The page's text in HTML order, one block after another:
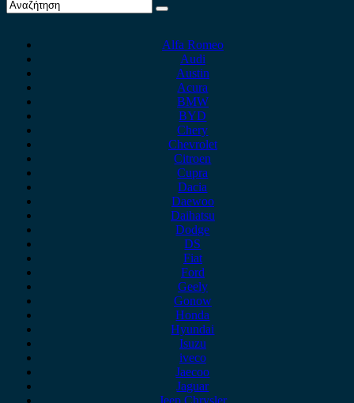
Alfa Romeo
Audi
Austin
Acura
BMW
BYD
Chery
Chevrolet
Citroen
Cupra
Dacia
Daewoo
Daihatsu
Dodge
DS
Fiat
Ford
Geely
Gonow
Honda
Hyundai
Isuzu
iveco
Jaecoo
Jaguar
Jeep Chrysler